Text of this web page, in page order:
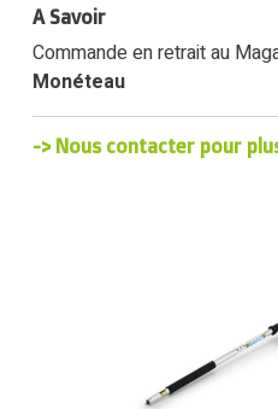
A Savoir
Commande en retrait au
Monéteau
-> Nous contacter pour